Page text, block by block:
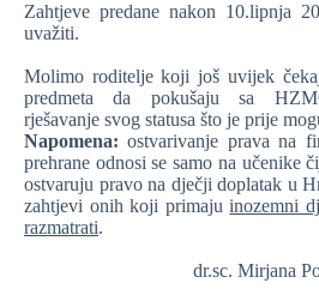
Zahtjeve predane nakon 10.lipnja
uvažiti.
Molimo roditelje koji još uvijek
predmeta da pokušaju sa
rješavanje svog statusa što je prije
Napomena: ostvarivanje prava na
prehrane odnosi se samo na učenike
ostvaruju pravo na dječji doplatak u
zahtjevi onih koji primajuinozemni
razmatrati.
dr.sc. Mirjana